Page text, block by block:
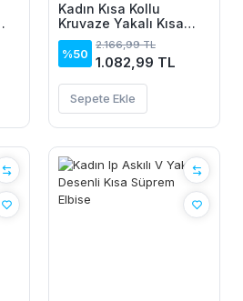
Kadın Kısa Kollu
Kruvaze Yakalı Kısa
Krop Ottoman Bluz Ve
Midi Etek Ikili Takım
%50
2.166,99 TL
1.082,99 TL
Sepete Ekle